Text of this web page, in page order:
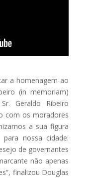
a homenagem ao
(in memoriam)
Geraldo Ribeiro
com os moradores
a sua figura
nossa cidade:
de governantes
não apenas
finalizou Douglas